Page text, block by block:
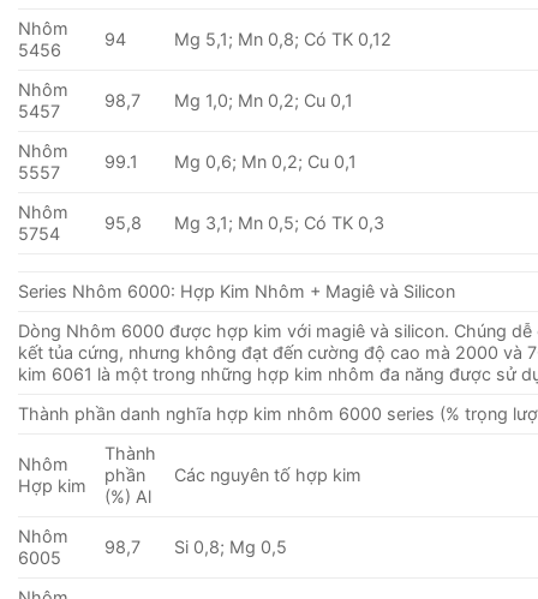
Nhôm
5456
94 Mg 5,1; Mn 0,8; Có TK 0,12
Nhôm
5457
98,7 Mg 1,0; Mn 0,2; Cu 0,1
Nhôm
5557
99.1 Mg 0,6; Mn 0,2; Cu 0,1
Nhôm
5754
95,8 Mg 3,1; Mn 0,5; Có TK 0,3
Series Nhôm 6000: Hợp Kim Nhôm + Magiê và Silicon
Dòng Nhôm 6000 được hợp kim với magiê và silicon. Chúng
kết tủa cứng, nhưng không đạt đến cường độ cao mà 2000 và
kim 6061 là một trong những hợp kim nhôm đa ​​năng được sử
Thành phần danh nghĩa hợp kim nhôm 6000 series (% trọng
Nhôm
Hợp kim
Thành
phần
(%) Al
Các nguyên tố hợp kim
Nhôm
6005
98,7 Si 0,8; Mg 0,5